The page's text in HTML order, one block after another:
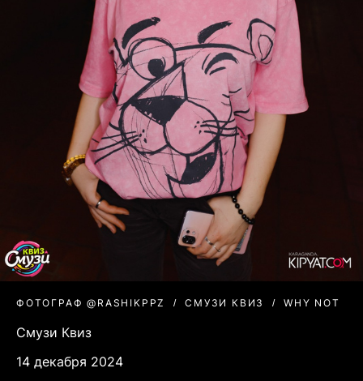
ФОТОГРАФ @RASHIKPPZ СМУЗИ КВИЗ WHY NOT
Смузи Квиз
14 декабря 2024